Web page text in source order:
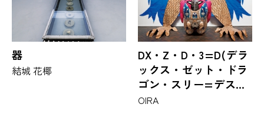
器
結城 花椰
DX・Z・D・3=D(デラ
ックス・ゼット・ドラ
ゴン・スリー=デスト
ロイヤー)
OIRA